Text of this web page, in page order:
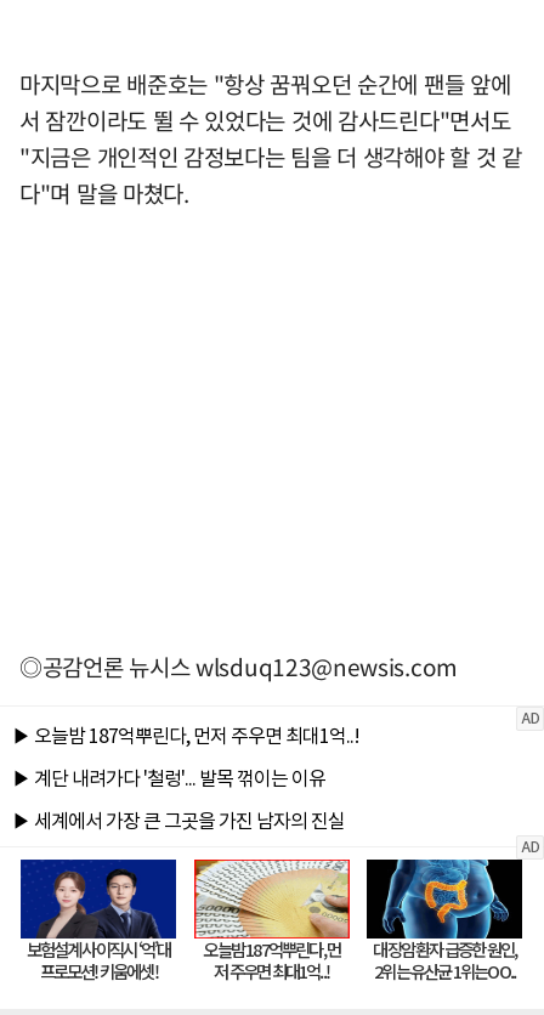
마지막으로 배준호는 "항상 꿈꿔오던 순간에 팬들 앞에
서 잠깐이라도 뛸 수 있었다는 것에 감사드린다"면서도
"지금은 개인적인 감정보다는 팀을 더 생각해야 할 것 같
다"며 말을 마쳤다.
◎공감언론 뉴시스wlsduq123@newsis.com